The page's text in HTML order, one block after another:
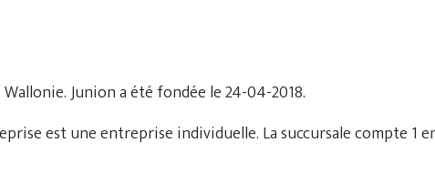
Junion a été fondée le 24-04-2018.
est une entreprise individuelle. La succursale compte 1